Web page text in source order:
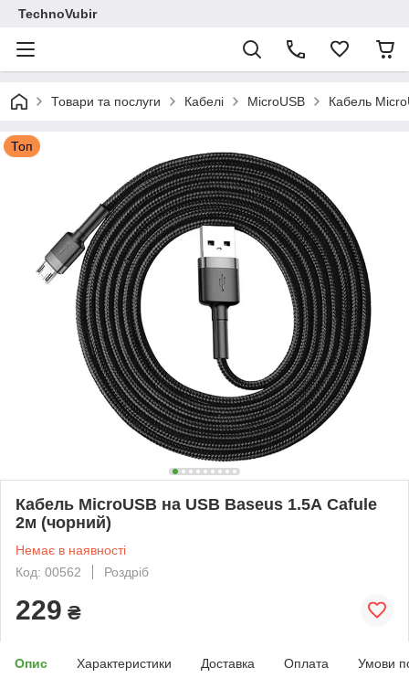
TechnoVubir
Товари та послуги Кабелі MicroUSB Кабель
Топ
Кабель MicroUSB на USB Baseus 1.5А Cafule
2м (чорний)
Немає в наявності
Код: 00562
Роздріб
229 ₴
Опис Характеристики Доставка Оплата Умови